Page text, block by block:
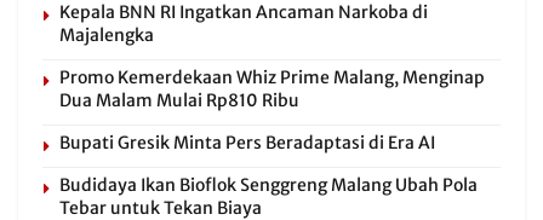
Kepala BNN RI Ingatkan Ancaman Narkoba di
Majalengka
Promo Kemerdekaan Whiz Prime Malang, Menginap
Dua Malam Mulai Rp810 Ribu
Bupati Gresik Minta Pers Beradaptasi di Era AI
Budidaya Ikan Bioflok Senggreng Malang Ubah Pola
Tebar untuk Tekan Biaya